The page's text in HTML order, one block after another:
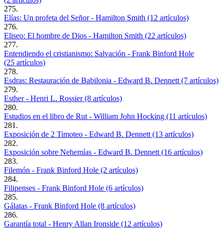
275.
Elías: Un profeta del Señor - Hamilton Smith (12 artículos)
276.
Eliseo: El hombre de Dios - Hamilton Smith (22 artículos)
277.
Entendiendo el cristianismo: Salvación - Frank Binford Hole
(25 artículos)
278.
Esdras: Restauración de Babilonia - Edward B. Dennett (7 artículos)
279.
Esther - Henri L. Rossier (8 artículos)
280.
Estudios en el libro de Rut - William John Hocking (11 artículos)
281.
Exposición de 2 Timoteo - Edward B. Dennett (13 artículos)
282.
Exposición sobre Nehemías - Edward B. Dennett (16 artículos)
283.
Filemón - Frank Binford Hole (2 artículos)
284.
Filipenses - Frank Binford Hole (6 artículos)
285.
Gálatas - Frank Binford Hole (8 artículos)
286.
Garantía total - Henry Allan Ironside (12 artículos)